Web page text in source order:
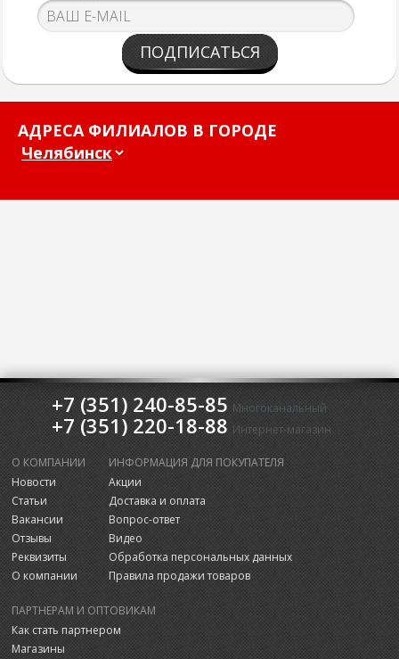
ПОДПИСАТЬСЯ
АДРЕСА ФИЛИАЛОВ В ГОРОДЕ
+7 (351) 240-85-85 Многоканальный
+7 (351) 220-18-88 Интернет-магазин
О КОМПАНИИ
Новости
Статьи
Вакансии
Отзывы
Реквизиты
О компании
ИНФОРМАЦИЯ ДЛЯ ПОКУПАТЕЛЯ
Акции
Доставка и оплата
Вопрос-ответ
Видео
Обработка персональных данных
Правила продажи товаров
ПАРТНЕРАМ И ОПТОВИКАМ
Как стать партнером
Магазины